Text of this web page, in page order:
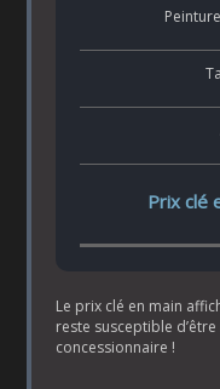
Prix clé
Le prix clé en main
reste susceptible
concessionnaire !